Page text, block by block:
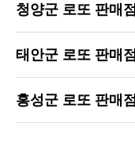
청양군 로또 판매점
태안군 로또 판매점
홍성군 로또 판매점